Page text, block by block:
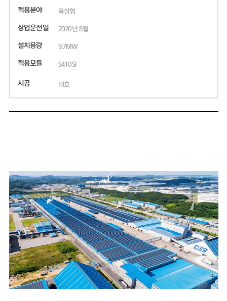
적용분야 육상형
상업운전일 2020년 8월
설치용량 9.7MW
적용모듈 S410SI
시공 태호